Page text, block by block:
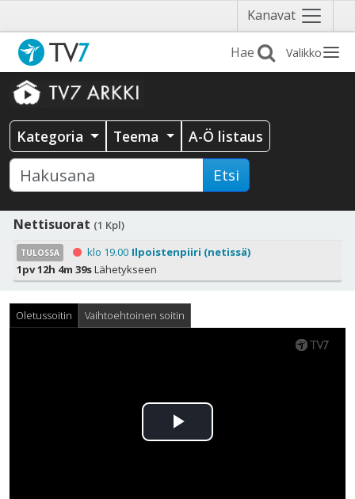
Kanavat Näytä
valikko
Valikko
Kategoria Teema A-Ö listaus
Etsi
Nettisuorat (1 Kpl)
TULOSSA klo 19.00 Ilpoistenpiiri (netissä)
1pv 12h 4m 39sLähetykseen
Oletussoitin Vaihtoehtoinen soitin
Toista